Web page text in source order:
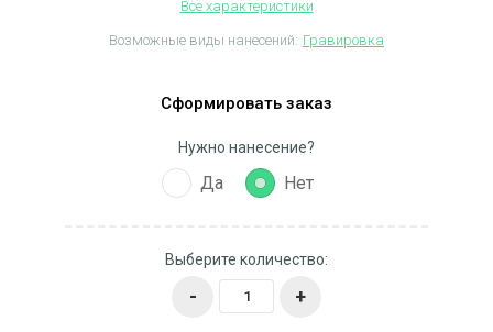
Все характеристики
Возможные виды нанесений: Гравировка
Сформировать заказ
Нужно нанесение?
Да Нет
Выберите количество:
- +